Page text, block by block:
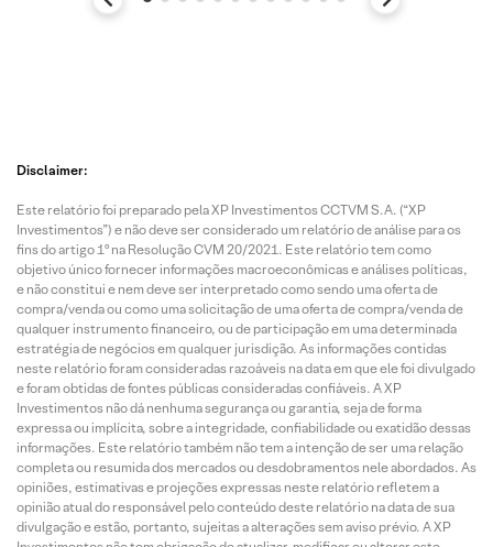
Disclaimer:
Este relatório foi preparado pela XP Investimentos CCTVM S.A. (“XP
Investimentos”) e não deve ser considerado um relatório de análise para os
fins do artigo 1º na Resolução CVM 20/2021. Este relatório tem como
objetivo único fornecer informações macroeconômicas e análises políticas,
e não constitui e nem deve ser interpretado como sendo uma oferta de
compra/venda ou como uma solicitação de uma oferta de compra/venda de
qualquer instrumento financeiro, ou de participação em uma determinada
estratégia de negócios em qualquer jurisdição. As informações contidas
neste relatório foram consideradas razoáveis na data em que ele foi divulgado
e foram obtidas de fontes públicas consideradas confiáveis. A XP
Investimentos não dá nenhuma segurança ou garantia, seja de forma
expressa ou implícita, sobre a integridade, confiabilidade ou exatidão dessas
informações. Este relatório também não tem a intenção de ser uma relação
completa ou resumida dos mercados ou desdobramentos nele abordados. As
opiniões, estimativas e projeções expressas neste relatório refletem a
opinião atual do responsável pelo conteúdo deste relatório na data de sua
divulgação e estão, portanto, sujeitas a alterações sem aviso prévio. A XP